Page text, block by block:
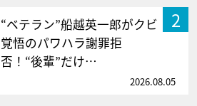
2
“ベテラン”船越英一郎がクビ
覚悟のパワハラ謝罪拒
否！“後輩”だけ…
2026.08.05